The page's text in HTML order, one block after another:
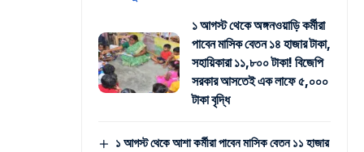
১ আগস্ট থেকে অঙ্গনওয়াড়ি কর্মীরা
পাবেন মাসিক বেতন ১৪ হাজার টাকা,
সহায়িকারা ১১,৮০০ টাকা! বিজেপি
সরকার আসতেই এক লাফে ৫,০০০
টাকা বৃদ্ধি
১ আগস্ট থেকে আশা কর্মীরা পাবেন মাসিক বেতন ১১ হাজার